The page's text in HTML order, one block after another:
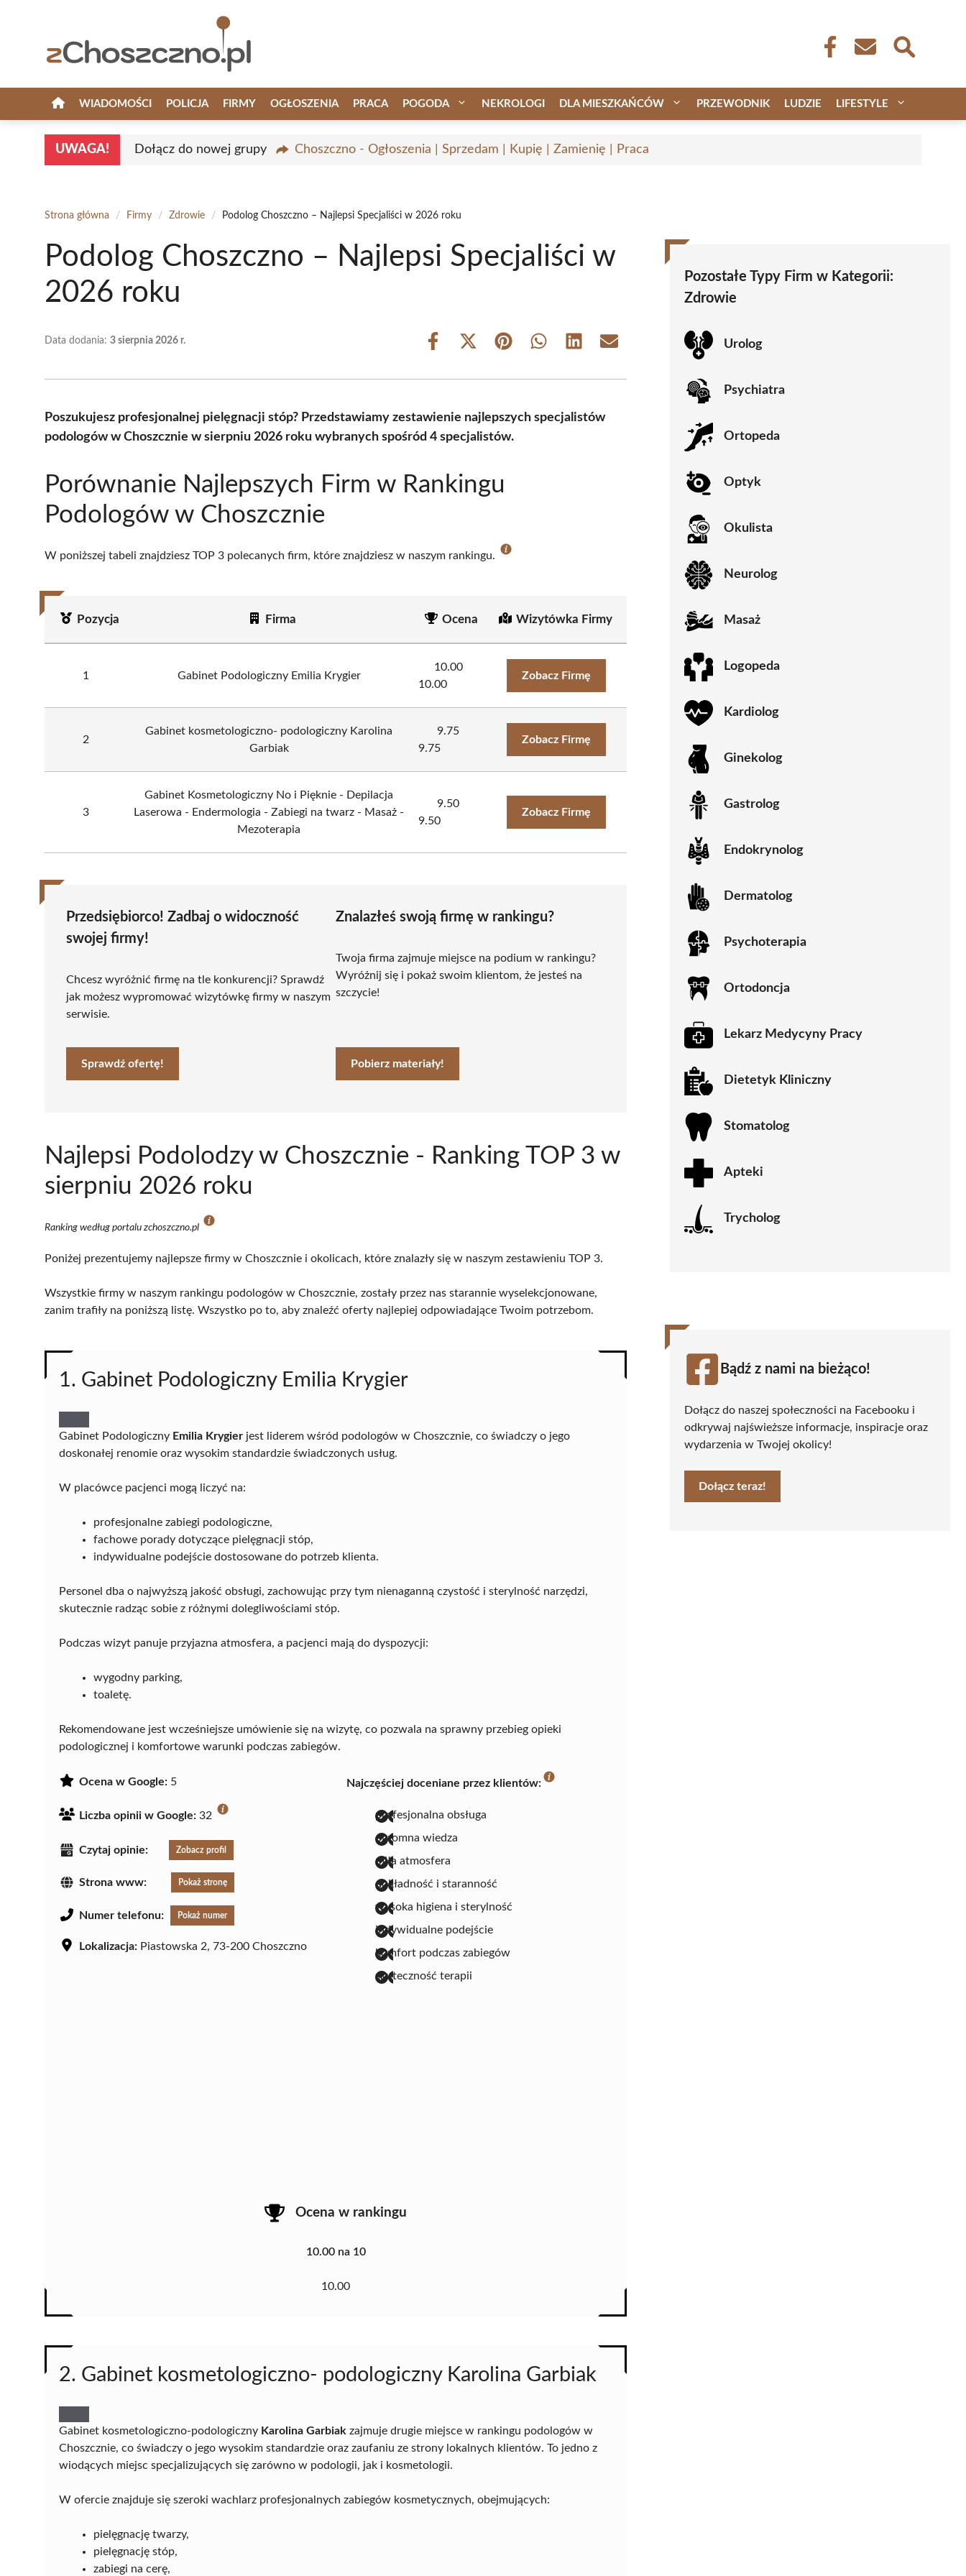
WIADOMOŚCI POLICJA FIRMY OGŁOSZENIA PRACA POGODA NEKROLOGI DLA MIESZKAŃCÓW PRZEWODNIK LUDZIE LIFESTYLE
UWAGA! Dołącz do nowej grupy Choszczno - Ogłoszenia | Sprzedam | Kupię | Zamienię | Praca
Strona główna / Firmy / Zdrowie / Podolog Choszczno – Najlepsi Specjaliści w 2026 roku
Podolog Choszczno – Najlepsi Specjaliści w
2026 roku
Data dodania: 3 sierpnia 2026 r.
Share
Share
(Twitter)
Share Share Share Share
Poszukujesz profesjonalnej pielęgnacji stóp? Przedstawiamy zestawienie najlepszych specjalistów
podologów w Choszcznie w sierpniu 2026 roku wybranych spośród 4 specjalistów.
Porównanie Najlepszych Firm w Rankingu
Podologów w Choszcznie
W poniższej tabeli znajdziesz TOP 3 polecanych firm, które znajdziesz w naszym rankingu.
Pozycja Firma Ocena Wizytówka Firmy
1 Gabinet Podologiczny Emilia Krygier
10.00
10.00
Zobacz Firmę
2
Gabinet kosmetologiczno- podologiczny Karolina
Garbiak
9.75
9.75
Zobacz Firmę
3
Gabinet Kosmetologiczny No i Pięknie - Depilacja
Laserowa - Endermologia - Zabiegi na twarz - Masaż -
Mezoterapia
9.50
9.50
Zobacz Firmę
Przedsiębiorco! Zadbaj o widoczność
swojej firmy!
Chcesz wyróżnić firmę na tle konkurencji? Sprawdź
jak możesz wypromować wizytówkę firmy w naszym
serwisie.
Sprawdź ofertę!
Znalazłeś swoją firmę w rankingu?
Twoja firma zajmuje miejsce na podium w rankingu?
Wyróżnij się i pokaż swoim klientom, że jesteś na
szczycie!
Pobierz materiały!
Najlepsi Podolodzy w Choszcznie - Ranking TOP 3 w
sierpniu 2026 roku
Ranking według portalu zchoszczno.pl
Poniżej prezentujemy najlepsze firmy w Choszcznie i okolicach, które znalazły się w naszym zestawieniu TOP 3.
Wszystkie firmy w naszym rankingu podologów w Choszcznie, zostały przez nas starannie wyselekcjonowane,
zanim trafiły na poniższą listę. Wszystko po to, aby znaleźć oferty najlepiej odpowiadające Twoim potrzebom.
1. Gabinet Podologiczny Emilia Krygier
Gabinet Podologiczny Emilia Krygier jest liderem wśród podologów w Choszcznie, co świadczy o jego
doskonałej renomie oraz wysokim standardzie świadczonych usług.
W placówce pacjenci mogą liczyć na:
profesjonalne zabiegi podologiczne,
fachowe porady dotyczące pielęgnacji stóp,
indywidualne podejście dostosowane do potrzeb klienta.
Personel dba o najwyższą jakość obsługi, zachowując przy tym nienaganną czystość i sterylność narzędzi,
skutecznie radząc sobie z różnymi dolegliwościami stóp.
Podczas wizyt panuje przyjazna atmosfera, a pacjenci mają do dyspozycji:
wygodny parking,
toaletę.
Rekomendowane jest wcześniejsze umówienie się na wizytę, co pozwala na sprawny przebieg opieki
podologicznej i komfortowe warunki podczas zabiegów.
Ocena w Google: 5
Liczba opinii w Google: 32
Czytaj opinie: Zobacz profil
Strona www: Pokaż stronę
Numer telefonu: Pokaż numer
Lokalizacja: Piastowska 2, 73-200 Choszczno
Najczęściej doceniane przez klientów:
profesjonalna obsługa
ogromna wiedza
miła atmosfera
dokładność i staranność
wysoka higiena i sterylność
indywidualne podejście
komfort podczas zabiegów
skuteczność terapii
Ocena w rankingu
10.00 na 10
10.00
2. Gabinet kosmetologiczno- podologiczny Karolina Garbiak
Gabinet kosmetologiczno-podologiczny Karolina Garbiak zajmuje drugie miejsce w rankingu podologów w
Choszcznie, co świadczy o jego wysokim standardzie oraz zaufaniu ze strony lokalnych klientów. To jedno z
wiodących miejsc specjalizujących się zarówno w podologii, jak i kosmetologii.
W ofercie znajduje się szeroki wachlarz profesjonalnych zabiegów kosmetycznych, obejmujących:
pielęgnację twarzy,
pielęgnację stóp,
zabiegi na cerę,
Pozostałe Typy Firm w Kategorii:
Zdrowie
Urolog
Psychiatra
Ortopeda
Optyk
Okulista
Neurolog
Masaż
Logopeda
Kardiolog
Ginekolog
Gastrolog
Endokrynolog
Dermatolog
Psychoterapia
Ortodoncja
Lekarz Medycyny Pracy
Dietetyk Kliniczny
Stomatolog
Apteki
Trycholog
Bądź z nami na bieżąco!
Dołącz do naszej społeczności na Facebooku i
odkrywaj najświeższe informacje, inspiracje oraz
wydarzenia w Twojej okolicy!
Dołącz teraz!